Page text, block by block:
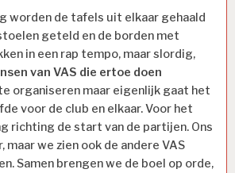
worden de tafels uit elkaar gehaald
geteld en de borden met
in een rap tempo, maar slordig,
van VAS die ertoe doen
organiseren maar eigenlijk gaat het
voor de club en elkaar. Voor het
richting de start van de partijen. Ons
maar we zien ook de andere VAS
Samen brengen we de boel op orde,